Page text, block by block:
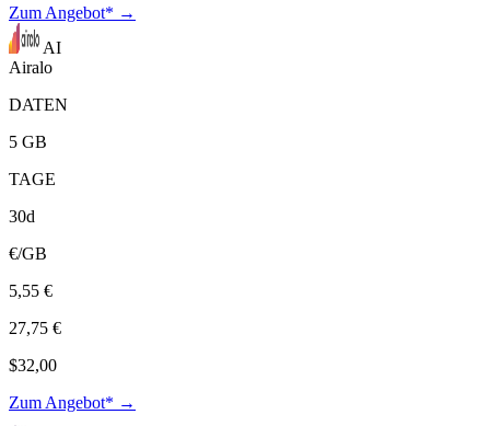
Zum Angebot* →
AI
Airalo
DATEN
5 GB
TAGE
30d
€/GB
5,55 €
27,75 €
$32,00
Zum Angebot* →